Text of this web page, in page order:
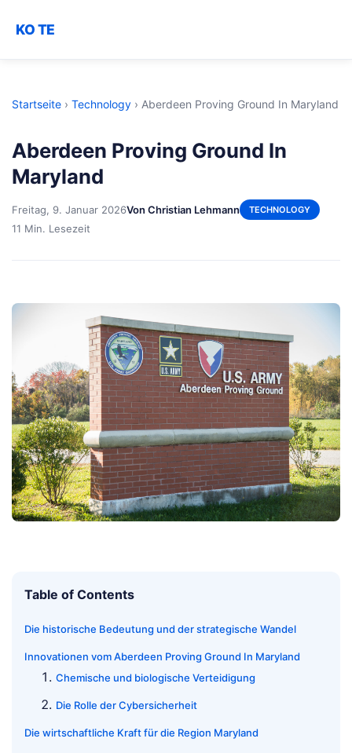
KO TE
Startseite › Technology › Aberdeen Proving Ground In Maryland
Aberdeen Proving Ground In
Maryland
Freitag, 9. Januar 2026Von Christian Lehmann TECHNOLOGY
11 Min. Lesezeit
Table of Contents
Die historische Bedeutung und der strategische Wandel
Innovationen vom Aberdeen Proving Ground In Maryland
Chemische und biologische Verteidigung
Die Rolle der Cybersicherheit
Die wirtschaftliche Kraft für die Region Maryland